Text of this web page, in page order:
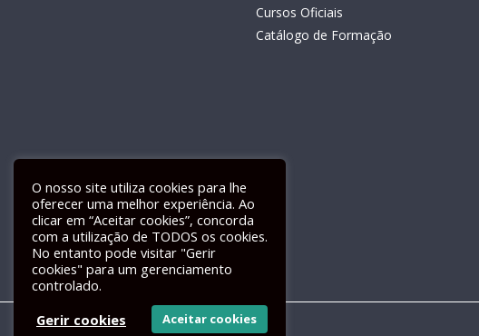
Cursos Oficiais
Catálogo de Formação
Livro de Reclamações Electrónico
O nosso site utiliza cookies para lhe
oferecer uma melhor experiência. Ao
clicar em “Aceitar cookies”, concorda
com a utilização de TODOS os cookies.
No entanto pode visitar "Gerir
cookies" para um gerenciamento
controlado.
Gerir cookies
Aceitar cookies